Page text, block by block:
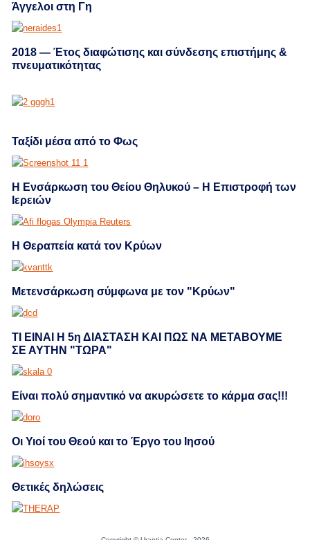
Άγγελοι στη Γη
2018 — Έτος διαφώτισης και σύνδεσης επιστήμης &
πνευματικότητας
Ταξίδι μέσα από το Φως
Η Ενσάρκωση του Θείου Θηλυκού – Η Επιστροφή των
Ιερειών
Η Θεραπεία κατά τον Kρύων
Μετενσάρκωση σύμφωνα με τον "Κρύων"
ΤΙ ΕΙΝΑΙ Η 5η ΔΙΑΣΤΑΣΗ ΚΑΙ ΠΩΣ ΝΑ ΜΕΤΑΒΟΥΜΕ
ΣΕ ΑΥΤΗΝ "ΤΩΡΑ"
Eίναι πολύ σημαντικό να ακυρώσετε το κάρμα σας!!!
Οι Υιοί του Θεού και το Έργο του Ιησού
Θετικές δηλώσεις